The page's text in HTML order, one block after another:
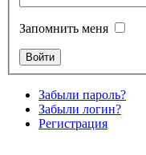
Запомнить меня
Забыли пароль?
Забыли логин?
Регистрация